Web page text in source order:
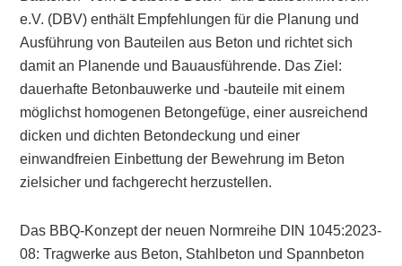
e.V. (DBV) enthält Empfehlungen für die Planung und
Ausführung von Bauteilen aus Beton und richtet sich
damit an Planende und Bauausführende. Das Ziel:
dauerhafte Betonbauwerke und -bauteile mit einem
möglichst homogenen Betongefüge, einer ausreichend
dicken und dichten Betondeckung und einer
einwandfreien Einbettung der Bewehrung im Beton
zielsicher und fachgerecht herzustellen.
Das BBQ-Konzept der neuen Normreihe DIN 1045:2023-
08: Tragwerke aus Beton, Stahlbeton und Spannbeton